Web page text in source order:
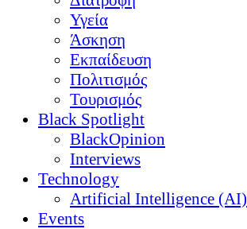
Υγεία
Άσκηση
Εκπαίδευση
Πολιτισμός
Τουρισμός
Black Spotlight
BlackOpinion
Interviews
Technology
Artificial Intelligence (AI)
Events